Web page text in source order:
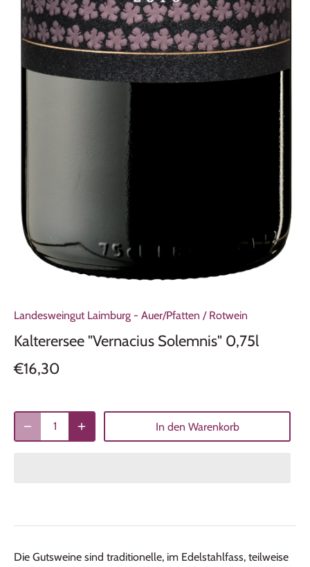
Landesweingut Laimburg - Auer/Pfatten / Rotwein
Kalterersee "Vernacius Solemnis" 0,75l
€16,30
In den Warenkorb
Die Gutsweine sind traditionelle, im Edelstahlfass, teilweise